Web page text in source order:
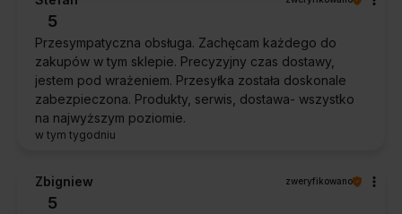
5
Przesympatyczna obsługa. Zachęcam każdego do
zakupów w tym sklepie. Precyzyjny czas dostawy,
jestem pod wrażeniem. Przesyłka została doskonale
zabezpieczona. Produkty, serwis, dostawa- wszystko
na najwyższym poziomie.
w tym tygodniu
Zbigniew zweryfikowano
5